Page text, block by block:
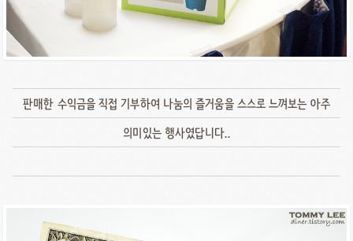
판매한 수익금을 직접 기부하여 나눔의 즐거움을 스스로 느껴보는 아주
의미있는 행사였답니다..